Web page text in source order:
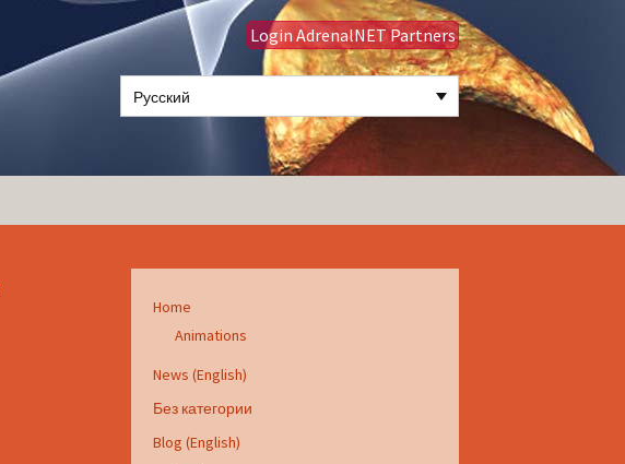
Login AdrenalNET Partners
Русский
Home
Animations
News (English)
Без категории
Blog (English)